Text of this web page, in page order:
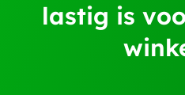
lastig is